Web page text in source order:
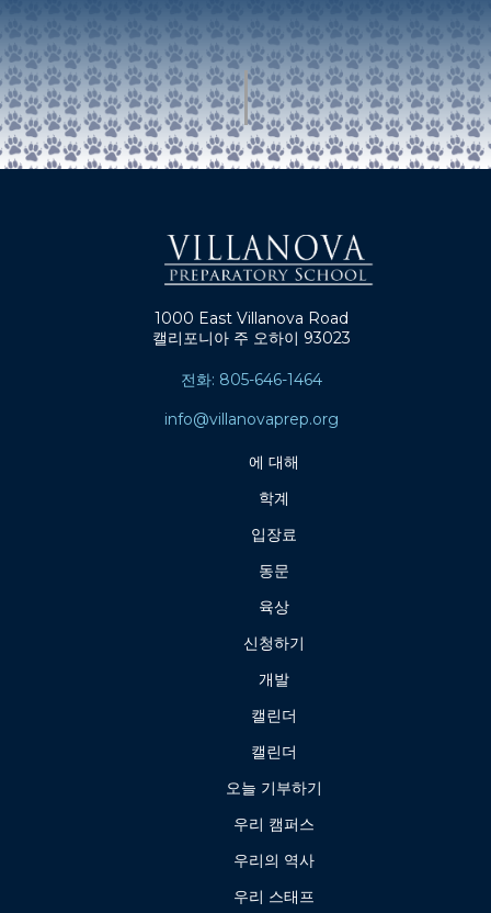
1000 East Villanova Road
캘리포니아 주 오하이 93023
전화: 805-646-1464
info@villanovaprep.org
에 대해
학계
입장료
동문
육상
신청하기
개발
캘린더
캘린더
오늘 기부하기
우리 캠퍼스
우리의 역사
우리 스태프